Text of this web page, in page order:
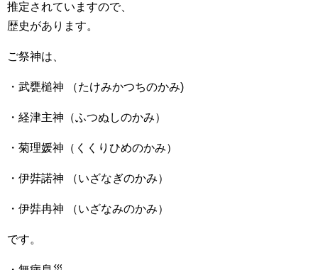
推定されていますので、
歴史があります。
ご祭神は、
・武甕槌神 （たけみかつちのかみ)
・経津主神（ふつぬしのかみ）
・菊理媛神（くくりひめのかみ）
・伊弉諾神 （いざなぎのかみ）
・伊弉冉神 （いざなみのかみ）
です。